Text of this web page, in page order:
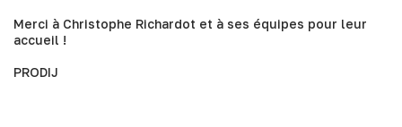
Merci à Christophe Richardot et à ses équipes pour leur
accueil !
PRODIJ